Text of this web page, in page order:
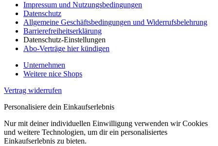
Impressum und Nutzungsbedingungen
Datenschutz
Allgemeine Geschäftsbedingungen und Widerrufsbelehrung
Barrierefreiheitserklärung
Datenschutz-Einstellungen
Abo-Verträge hier kündigen
Unternehmen
Weitere nice Shops
Vertrag widerrufen
Personalisiere dein Einkaufserlebnis
Nur mit deiner individuellen Einwilligung verwenden wir Cookies
und weitere Technologien, um dir ein personalisiertes
Einkaufserlebnis zu bieten.